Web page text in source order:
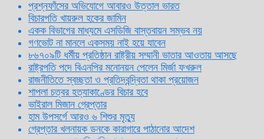
প্রশ্নফাঁসের অভিযোগে আবারও উত্তাল ভারত
বিচারপতি খায়রুল হকের জামিন
একক বিভাগের মাধ্যমে এসডিজি বাস্তবায়ন সম্ভব নয়
গণভোট না মানলে একসময় নাই হয়ে যাবেন
৮৬৭০৯টি ধর্মীয় প্রতিষ্ঠান রাষ্ট্রীয় সম্মানী ভাতার আওতায় আসছে
রাষ্ট্রপতি পদে বিএনপির মনোনয়ন পেলেন মির্জা ফখরুল
রাজনীতিতে স্বচ্ছতা ও প্রতিদ্বন্দ্বিতা থাকা প্রয়োজন
শাপলা চত্বর হত্যাকাণ্ডের বিচার হবে
ভাইরাল মিজান গ্রেপ্তার
হাম উপসর্গে আরও ৬ শিশুর মৃত্যু
গ্রেপ্তার খলনায়ক ডনকে কারাগারে পাঠানোর আদেশ